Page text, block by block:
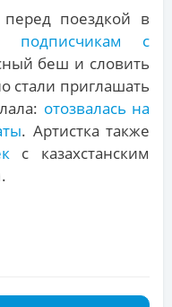
поездкой в
подписчикам с
беш и словить
стали приглашать
отозвалась на
. Артистка также
с казахстанским